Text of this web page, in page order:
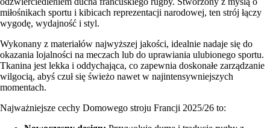
miłośnikach sportu i kibicach reprezentacji narodowej, ten strój łączy
wygodę, wydajność i styl.
Wykonany z materiałów najwyższej jakości, idealnie nadaje się do
okazania lojalności na meczach lub do uprawiania ulubionego sportu.
Tkanina jest lekka i oddychająca, co zapewnia doskonałe zarządzanie
wilgocią, abyś czuł się świeżo nawet w najintensywniejszych
momentach.
Najważniejsze cechy Domowego stroju Francji 2025/26 to: